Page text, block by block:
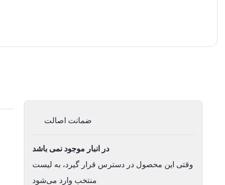
ضمانت اصالت
در انبار موجود نمی باشد
وقتی این محصول در دسترس قرار گیرد، به لیست
منتخب وارد می‌شود